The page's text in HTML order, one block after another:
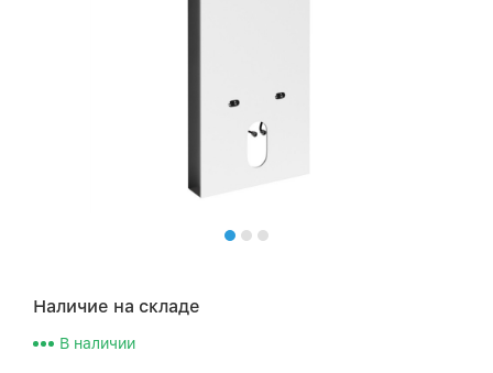
Наличие на складе
В наличии